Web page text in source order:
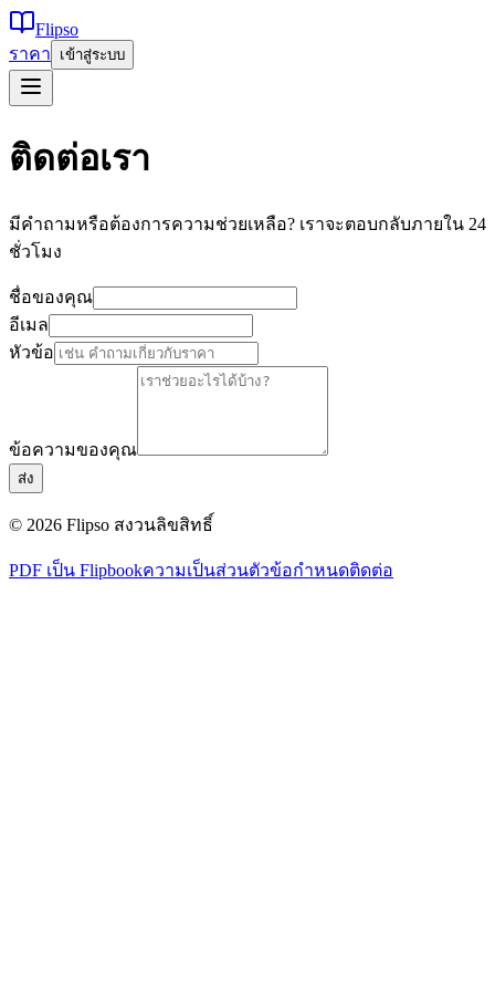
Flipso
ราคา
เข้าสู่ระบบ
ติดต่อเรา
มีคำถามหรือต้องการความช่วยเหลือ? เราจะตอบกลับภายใน 24
ชั่วโมง
ชื่อของคุณ
อีเมล
หัวข้อ
ข้อความของคุณ
ส่ง
© 2026 Flipso สงวนลิขสิทธิ์
PDF เป็น Flipbookความเป็นส่วนตัวข้อกำหนดติดต่อ